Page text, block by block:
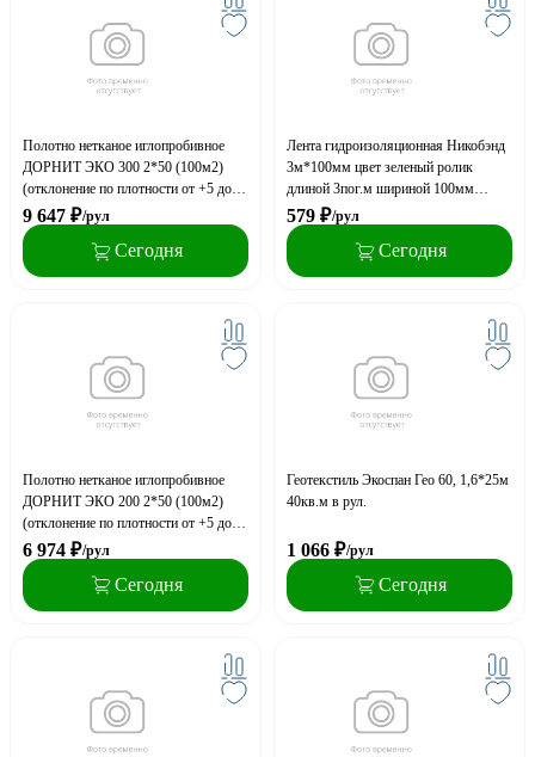
Полотно нетканое иглопробивное
ДОРНИТ ЭКО 300 2*50 (100м2)
(отклонение по плотности от +5 до
-20 %)
9 647 ₽/рул
Сегодня
Лента гидроизоляционная Никобэнд
3м*100мм цвет зеленый ролик
длиной 3пог.м шириной 100мм
толщиной 1,5мм
579 ₽/рул
Сегодня
Полотно нетканое иглопробивное
ДОРНИТ ЭКО 200 2*50 (100м2)
(отклонение по плотности от +5 до
-20 %)
6 974 ₽/рул
Сегодня
Геотекстиль Экоспан Гео 60, 1,6*25м
40кв.м в рул.
1 066 ₽/рул
Сегодня